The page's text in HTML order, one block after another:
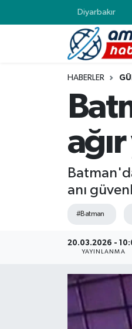
Diyarbakır
HABERLER
anı
#Batman
20.03.2026 -
YAYINLANMA
Diyarbakır
Röportaj
Foto Galeri
Diyarbakır
Bilim & Teknoloji
Diyarbakır Nöbetçi
Diyarbakır Hava
Diyarbakır Namaz
Diyarbakır Trafik
Tüm Manşetler
Haber Arşivi